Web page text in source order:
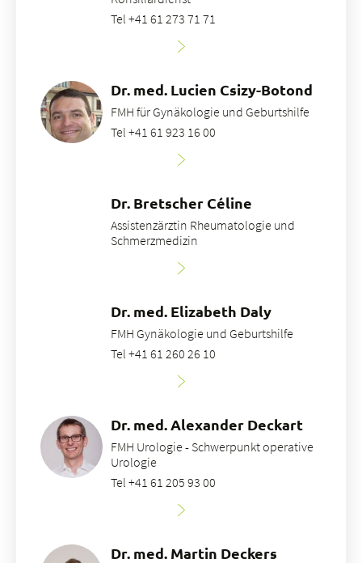
Tel +41 61 273 71 71
Dr. med. Lucien Csizy-Botond
FMH für Gynäkologie und Geburtshilfe
Tel +41 61 923 16 00
Dr. Bretscher Céline
Assistenzärztin Rheumatologie und
Schmerzmedizin
Dr. med. Elizabeth Daly
FMH Gynäkologie und Geburtshilfe
Tel +41 61 260 26 10
Dr. med. Alexander Deckart
FMH Urologie - Schwerpunkt operative
Urologie
Tel +41 61 205 93 00
Dr. med. Martin Deckers